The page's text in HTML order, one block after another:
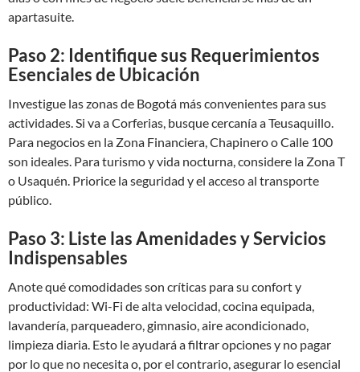
apartasuite.
Paso 2: Identifique sus Requerimientos
Esenciales de Ubicación
Investigue las zonas de Bogotá más convenientes para sus
actividades. Si va a Corferias, busque cercanía a Teusaquillo.
Para negocios en la Zona Financiera, Chapinero o Calle 100
son ideales. Para turismo y vida nocturna, considere la Zona T
o Usaquén. Priorice la seguridad y el acceso al transporte
público.
Paso 3: Liste las Amenidades y Servicios
Indispensables
Anote qué comodidades son críticas para su confort y
productividad: Wi-Fi de alta velocidad, cocina equipada,
lavandería, parqueadero, gimnasio, aire acondicionado,
limpieza diaria. Esto le ayudará a filtrar opciones y no pagar
por lo que no necesita o, por el contrario, asegurar lo esencial